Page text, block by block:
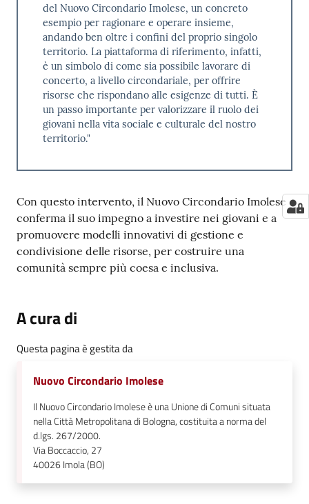
del Nuovo Circondario Imolese, un concreto
esempio per ragionare e operare insieme,
andando ben oltre i confini del proprio singolo
territorio. La piattaforma di riferimento, infatti,
è un simbolo di come sia possibile lavorare di
concerto, a livello circondariale, per offrire
risorse che rispondano alle esigenze di tutti. È
un passo importante per valorizzare il ruolo dei
giovani nella vita sociale e culturale del nostro
territorio."
Con questo intervento, il Nuovo Circondario Imolese
conferma il suo impegno a investire nei giovani e a
promuovere modelli innovativi di gestione e
condivisione delle risorse, per costruire una
comunità sempre più coesa e inclusiva.
A cura di
Questa pagina è gestita da
Nuovo Circondario Imolese
Il Nuovo Circondario Imolese è una Unione di Comuni situata
nella Città Metropolitana di Bologna, costituita a norma del
d.lgs. 267/2000.
Via Boccaccio, 27
40026Imola (BO)